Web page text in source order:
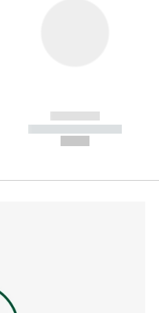
------------
----------- -----------